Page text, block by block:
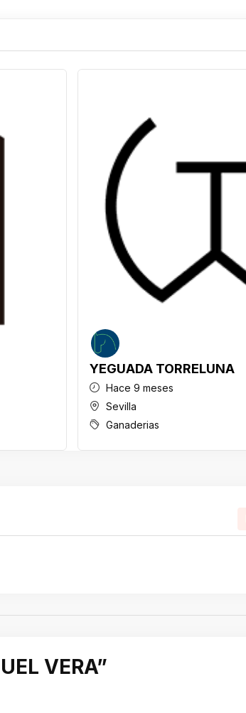
YEGUADA TORRELUNA
Hace 9 meses
Sevilla
Ganaderias
VERA”